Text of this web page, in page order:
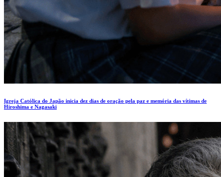
Igreja Católica do Japão inicia dez dias de oração pela paz e memória das vítimas de
Hiroshima e Nagasaki